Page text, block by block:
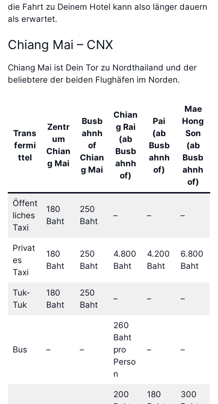
die Fahrt zu Deinem Hotel kann also länger dauern
als erwartet.
Chiang Mai – CNX
Chiang Mai ist Dein Tor zu Nordthailand und der
beliebtere der beiden Flughäfen im Norden.
Trans
fermi
ttel
Zentr
um
Chian
g Mai
Busb
ahnh
of
Chian
g Mai
Chian
g Rai
(ab
Busb
ahnh
of)
Pai
(ab
Busb
ahnh
of)
Mae
Hong
Son
(ab
Busb
ahnh
of)
Öffent
liches
Taxi
180
Baht
250
Baht
– – –
Privat
es
Taxi
180
Baht
250
Baht
4.800
Baht
4.200
Baht
6.800
Baht
Tuk-
Tuk
180
Baht
250
Baht
– – –
Bus – –
260
Baht
pro
Perso
n
– –
200
180
300